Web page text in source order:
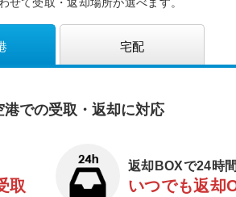
宅配
港での受取・返却に対応
取
返却BOXで24時間
いつでも返却